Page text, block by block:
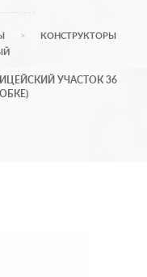
КОНСТРУКТОРЫ
УЧАСТОК 36